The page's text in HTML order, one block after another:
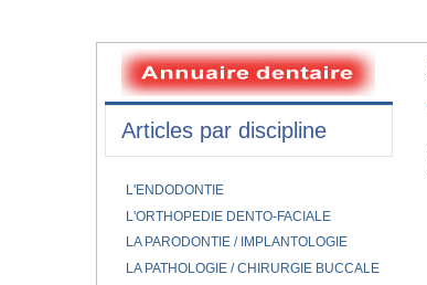
Articles par discipline
L'ENDODONTIE
L'ORTHOPEDIE DENTO-FACIALE
LA PARODONTIE / IMPLANTOLOGIE
LA PATHOLOGIE / CHIRURGIE BUCCALE